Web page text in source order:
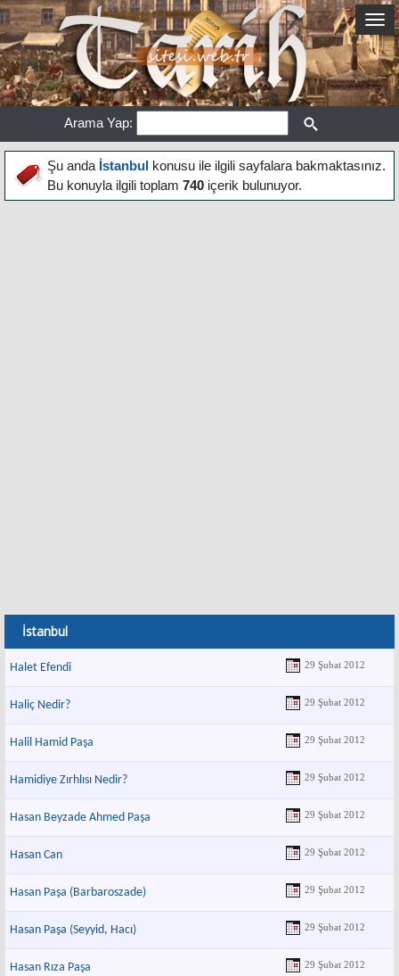
Arama Yap:
Şu anda İstanbul
konusu ile ilgili sayfalara bakmaktasınız.
Bu konuyla ilgili toplam 740 içerik bulunuyor.
İstanbul
Halet Efendi 29 Şubat 2012
Haliç Nedir? 29 Şubat 2012
Halil Hamid Paşa 29 Şubat 2012
Hamidiye Zırhlısı Nedir? 29 Şubat 2012
Hasan Beyzade Ahmed Paşa 29 Şubat 2012
Hasan Can 29 Şubat 2012
Hasan Paşa (Barbaroszade) 29 Şubat 2012
Hasan Paşa (Seyyid, Hacı) 29 Şubat 2012
Hasan Rıza Paşa 29 Şubat 2012